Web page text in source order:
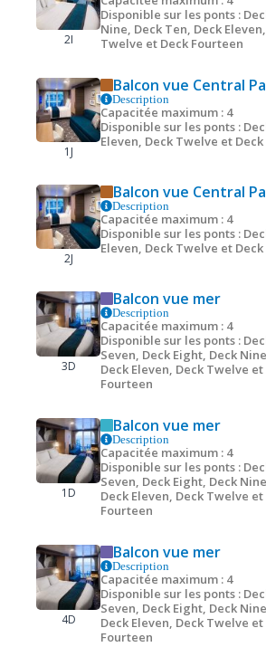
2I
Disponible sur les ponts :
Nine, Deck Ten, Deck
Twelve et Deck Fourteen
1J
Balcon vue Central
Description
Capacitée maximum : 4
Disponible sur les ponts :
Eleven, Deck Twelve et
2J
Balcon vue Central
Description
Capacitée maximum : 4
Disponible sur les ponts :
Eleven, Deck Twelve et
3D
Balcon vue mer
Description
Capacitée maximum : 4
Disponible sur les ponts :
Seven, Deck Eight, Deck
Deck Eleven, Deck Twelve et
Fourteen
1D
Balcon vue mer
Description
Capacitée maximum : 4
Disponible sur les ponts :
Seven, Deck Eight, Deck
Deck Eleven, Deck Twelve et
Fourteen
4D
Balcon vue mer
Description
Capacitée maximum : 4
Disponible sur les ponts :
Seven, Deck Eight, Deck
Deck Eleven, Deck Twelve et
Fourteen